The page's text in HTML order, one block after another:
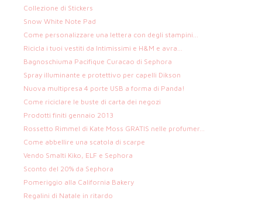
Collezione di Stickers
Snow White Note Pad
Come personalizzare una lettera con degli stampini...
Ricicla i tuoi vestiti da Intimissimi e H&M e avra...
Bagnoschiuma Pacifique Curacao di Sephora
Spray illuminante e protettivo per capelli Dikson
Nuova multipresa 4 porte USB a forma di Panda!
Come riciclare le buste di carta dei negozi
Prodotti finiti gennaio 2013
Rossetto Rimmel di Kate Moss GRATIS nelle profumer...
Come abbellire una scatola di scarpe
Vendo Smalti Kiko, ELF e Sephora
Sconto del 20% da Sephora
Pomeriggio alla California Bakery
Regalini di Natale in ritardo